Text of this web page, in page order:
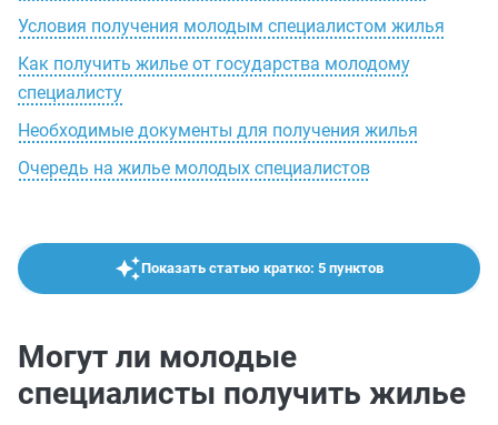
Условия получения молодым специалистом жилья
Как получить жилье от государства молодому
специалисту
Необходимые документы для получения жилья
Очередь на жилье молодых специалистов
Показать статью кратко: 5 пунктов
Могут ли молодые
специалисты получить жилье